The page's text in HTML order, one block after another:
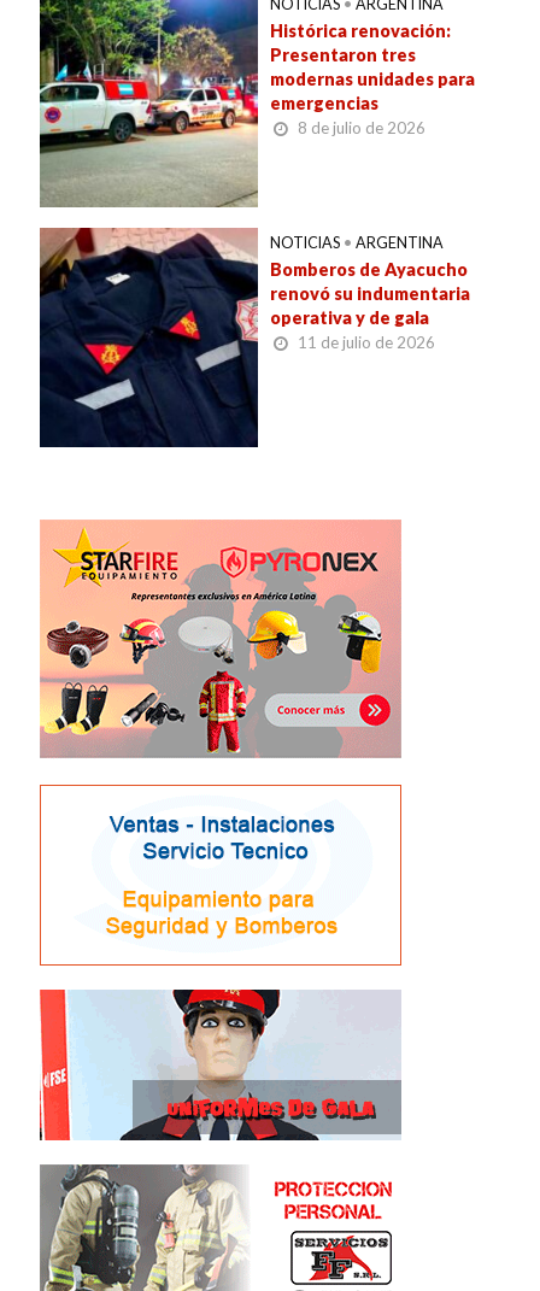
NOTICIAS • ARGENTINA
Histórica renovación:
Presentaron tres
modernas unidades para
emergencias
8 de julio de 2026
NOTICIAS • ARGENTINA
Bomberos de Ayacucho
renovó su indumentaria
operativa y de gala
11 de julio de 2026